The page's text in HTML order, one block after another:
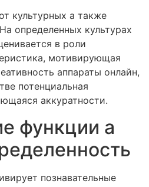
культурных а также
определенных культурах
в роли
мотивирующая
аппараты онлайн,
потенциальная
аккуратности.
функции а
познавательные